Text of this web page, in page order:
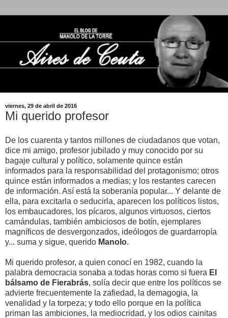
viernes, 29 de abril de 2016
Mi querido profesor
De los cuarenta y tantos millones de ciudadanos que votan,
dice mi amigo, profesor jubilado y muy conocido por su
bagaje cultural y político, solamente quince están
informados para la responsabilidad del protagonismo; otros
quince están informados a medias; y los restantes carecen
de información. Así está la soberanía popular... Y delante de
ella, para excitarla o seducirla, aparecen los políticos listos,
los embaucadores, los pícaros, algunos virtuosos, ciertos
camándulas, también ambiciosos de botín, ejemplares
magníficos de desvergonzados, ideólogos de guardarropía
y... suma y sigue, querido Manolo.
Mi querido profesor, a quien conocí en 1982, cuando la
palabra democracia sonaba a todas horas como si fuera El
bálsamo de Fierabrás, solía decir que entre los políticos se
advierte frecuentemente la zafiedad, la demagogia, la
venalidad y la torpeza; y todo ello porque en la política
priman las ambiciones, la mediocridad, y los odios cainitas